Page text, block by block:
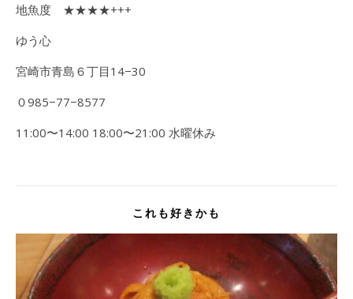
地魚度 ★★★★+++
ゆう心
宮崎市青島６丁目14−30
０985−77−8577
11:00〜14:00 18:00〜21:00 水曜休み
これも好きかも